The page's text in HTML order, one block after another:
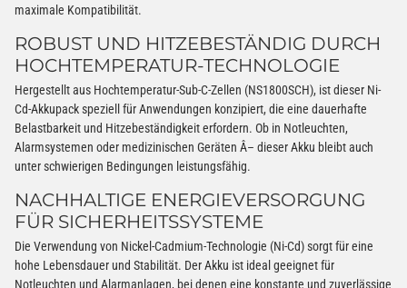
maximale Kompatibilität.
ROBUST UND HITZEBESTÄNDIG DURCH
HOCHTEMPERATUR-TECHNOLOGIE
Hergestellt aus Hochtemperatur-Sub-C-Zellen (NS1800SCH), ist dieser Ni-
Cd-Akkupack speziell für Anwendungen konzipiert, die eine dauerhafte
Belastbarkeit und Hitzebeständigkeit erfordern. Ob in Notleuchten,
Alarmsystemen oder medizinischen Geräten Â– dieser Akku bleibt auch
unter schwierigen Bedingungen leistungsfähig.
NACHHALTIGE ENERGIEVERSORGUNG
FÜR SICHERHEITSSYSTEME
Die Verwendung von Nickel-Cadmium-Technologie (Ni-Cd) sorgt für eine
hohe Lebensdauer und Stabilität. Der Akku ist ideal geeignet für
Notleuchten und Alarmanlagen, bei denen eine konstante und zuverlässige